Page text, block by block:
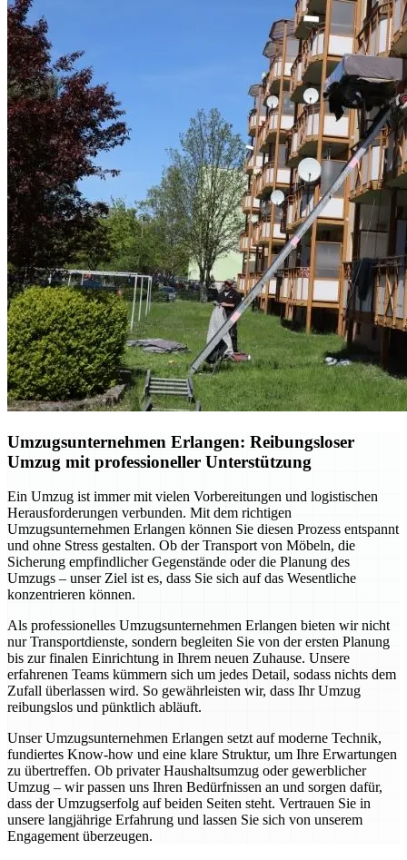
Umzugsunternehmen Erlangen: Reibungsloser
Umzug mit professioneller Unterstützung
Ein Umzug ist immer mit vielen Vorbereitungen und logistischen
Herausforderungen verbunden. Mit dem richtigen
Umzugsunternehmen Erlangen können Sie diesen Prozess entspannt
und ohne Stress gestalten. Ob der Transport von Möbeln, die
Sicherung empfindlicher Gegenstände oder die Planung des
Umzugs – unser Ziel ist es, dass Sie sich auf das Wesentliche
konzentrieren können.
Als professionelles Umzugsunternehmen Erlangen bieten wir nicht
nur Transportdienste, sondern begleiten Sie von der ersten Planung
bis zur finalen Einrichtung in Ihrem neuen Zuhause. Unsere
erfahrenen Teams kümmern sich um jedes Detail, sodass nichts dem
Zufall überlassen wird. So gewährleisten wir, dass Ihr Umzug
reibungslos und pünktlich abläuft.
Unser Umzugsunternehmen Erlangen setzt auf moderne Technik,
fundiertes Know-how und eine klare Struktur, um Ihre Erwartungen
zu übertreffen. Ob privater Haushaltsumzug oder gewerblicher
Umzug – wir passen uns Ihren Bedürfnissen an und sorgen dafür,
dass der Umzugserfolg auf beiden Seiten steht. Vertrauen Sie in
unsere langjährige Erfahrung und lassen Sie sich von unserem
Engagement überzeugen.